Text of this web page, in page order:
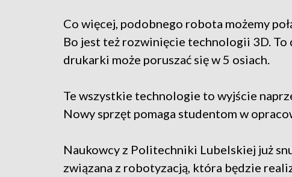
Co więcej, podobnego robota możemy
Bo jest też rozwinięcie technologii 3D. To
drukarki może poruszać się w 5 osiach.
Te wszystkie technologie to wyjście
Nowy sprzęt pomaga studentom w
Naukowcy z Politechniki Lubelskiej już
związana z robotyzacją, która będzie